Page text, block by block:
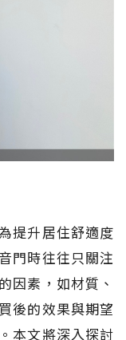
提升居住舒適度
門時往往只關注
因素，如材質、
後的效果與期望
本文將深入探討